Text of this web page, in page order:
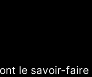
le savoir-